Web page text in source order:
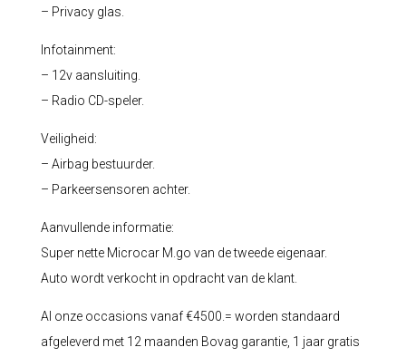
– Privacy glas.
Infotainment:
– 12v aansluiting.
– Radio CD-speler.
Veiligheid:
– Airbag bestuurder.
– Parkeersensoren achter.
Aanvullende informatie:
Super nette Microcar M.go van de tweede eigenaar.
Auto wordt verkocht in opdracht van de klant.
Al onze occasions vanaf €4500.= worden standaard
afgeleverd met 12 maanden Bovag garantie, 1 jaar gratis